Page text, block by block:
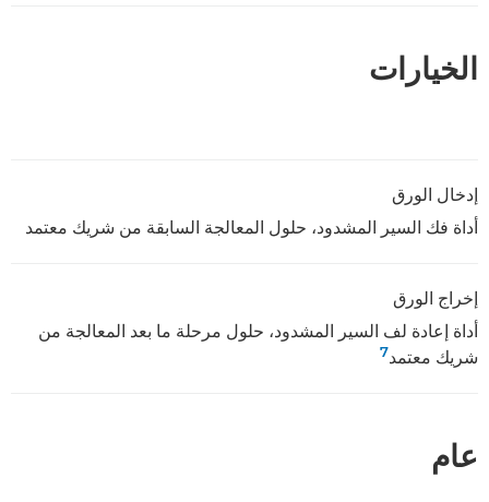
الخيارات
إدخال الورق
أداة فك السير المشدود، حلول المعالجة السابقة من شريك معتمد
إخراج الورق
أداة إعادة لف السير المشدود، حلول مرحلة ما بعد المعالجة من
شريك معتمد7
عام